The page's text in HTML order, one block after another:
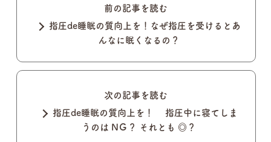
前の記事を読む
指圧de睡眠の質向上を！なぜ指圧を受けるとあ
んなに眠くなるの？
次の記事を読む
指圧de睡眠の質向上を！ 指圧中に寝てしま
うのは NＧ？ それとも ◎？